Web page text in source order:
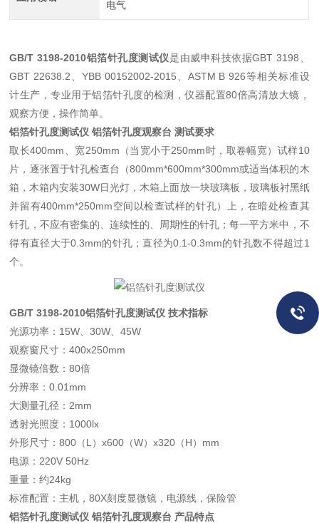
电气
GB/T 3198-2010铝箔针孔度测试仪是由威申科技依据GBT 3198、
GBT 22638.2、YBB 00152002-2015、ASTM B 926等相关标准设
计生产，专业用于铝箔针孔度的检测，仪器配置80倍高清放大镜，
观察方便，操作简单。
铝箔针孔度测试仪 铝箔针孔度观察台 测试要求
取长400mm、宽250mm（当宽小于250mm时，取卷幅宽）试样10
片，逐张置于针孔检查台（800mm*600mm*300mm或适当体积的木
箱，木箱内安装30W日光灯，木箱上面放一块玻璃板，玻璃板衬黑纸
并留有400mm*250mm空间以检查试样的针孔）上，在暗处检查其
针孔，不应有密集的、连续性的、周期性的针孔；每一平方米中，不
得有直径大于0.3mm的针孔；直径为0.1-0.3mm的针孔数不得超过1
个。
GB/T 3198-2010铝箔针孔度测试仪 技术指标
光源功率：15W、30W、45W
观察窗尺寸：400x250mm
显微镜倍数：80倍
分辨率：0.01mm
大测量孔径：2mm
透射光照度：1000lx
外形尺寸：800（L）x600（W）x320（H）mm
电源：220V 50Hz
重量：约24kg
标准配置：主机，80X刻度显微镜，电源线，保险管
铝箔针孔度测试仪 铝箔针孔度观察台 产品特点